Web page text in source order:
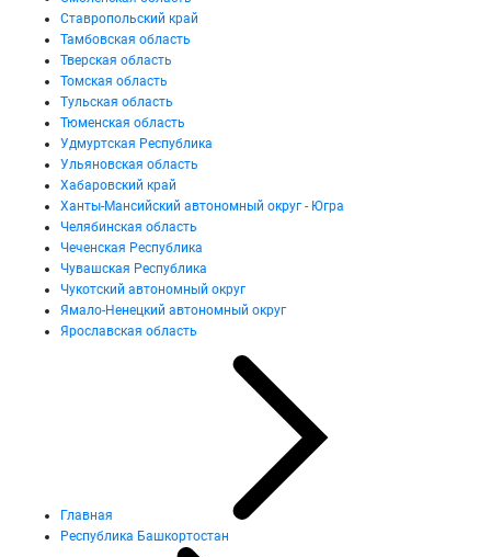
Ставропольский край
Тамбовская область
Тверская область
Томская область
Тульская область
Тюменская область
Удмуртская Республика
Ульяновская область
Хабаровский край
Ханты-Мансийский автономный округ - Югра
Челябинская область
Чеченская Республика
Чувашская Республика
Чукотский автономный округ
Ямало-Ненецкий автономный округ
Ярославская область
Главная
Республика Башкортостан